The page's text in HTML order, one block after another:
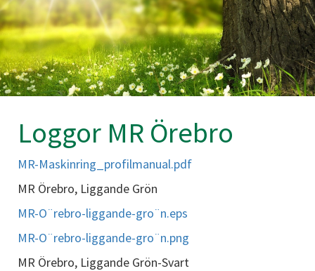
Loggor MR Örebro
MR-Maskinring_profilmanual.pdf
MR Örebro, Liggande Grön
MR-O¨rebro-liggande-gro¨n.eps
MR-O¨rebro-liggande-gro¨n.png
MR Örebro, Liggande Grön-Svart